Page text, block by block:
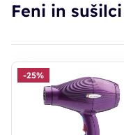
Feni in
-25%